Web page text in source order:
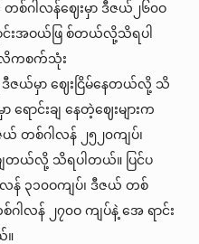
စ်ဂါလန်ဈေးမှာ ဒီဇယ်၂၆၀ဝ
င်းအဝယ်ဖြ စ်တယ်လို့သိရပါ
လိကစက်သုံး
ဇယ်မှာ ဈေးငြိမ်နေတယ်လို့ သိ
ာင်းချ နေတဲ့ဈေးများက
တစ်ဂါလန် ၂၅၂၀ကျပ်၊
ျတယ်လို့ သိရပါတယ်။ ပြင်ပ
န် ၃၁၀ဝကျပ်၊ ဒီဇယ် တစ်
ါလန် ၂၇၀ဝ ကျပ်နဲ့ အေ ရာင်း
။